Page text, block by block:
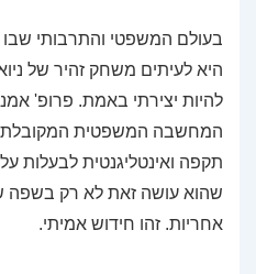
בעולם המשפטי והתרבותי
היא לעיתים משחק זהיר של
להיות יצירתי באמת. פרופ'
המחשבה המשפטית המקובלת
תקפה ואינטליגנטית לבעלות
שהוא עושה זאת לא רק בשפה
אחריות. זהו חידוש אמיתי.